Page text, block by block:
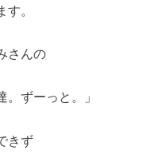
。
さんの
。ずーっと。」
きず